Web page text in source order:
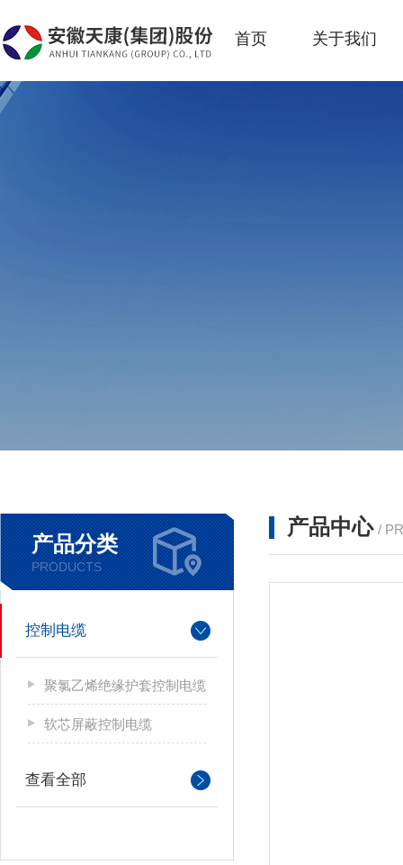
首页 关于我们
产品分类
PRODUCTS
控制电缆
聚氯乙烯绝缘护套控制电缆
软芯屏蔽控制电缆
查看全部
产品中心 /